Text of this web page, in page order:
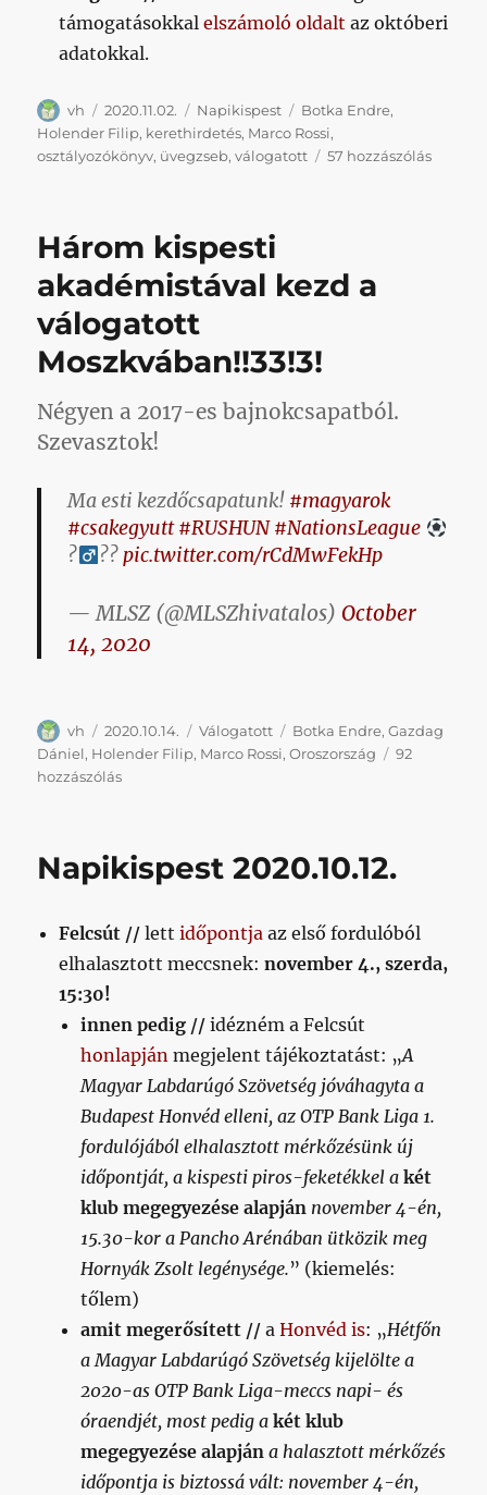
támogatásokkalelszámoló oldalt az októberi
adatokkal.
Szerző
vh Közzétéve
2020.11.02. Kategória
Napikispest Címke
Botka Endre,
Holender Filip, kerethirdetés, Marco Rossi,
osztályozókönyv, üvegzseb,válogatott 57 hozzászólás
Három kispesti
akadémistával kezd a
válogatott
Moszkvában!!33!3!
Négyen a 2017-es bajnokcsapatból.
Szevasztok!
Ma esti kezdőcsapatunk! #magyarok
#csakegyutt #RUSHUN #NationsLeague
?‍
??pic.twitter.com/rCdMwFekHp
— MLSZ (@MLSZhivatalos) October
14, 2020
Szerző
vh Közzétéve
2020.10.14. Kategória
Válogatott Címke
Botka Endre,Gazdag
Dániel, Holender Filip, Marco Rossi,Oroszország
92
hozzászólásHárom
a
válogatott
című
bejegyzéshez
Napikispest 2020.10.12.
Felcsút //lettidőpontja az első fordulóból
elhalasztott meccsnek: november 4., szerda,
15:30!
innen pedig // idézném a Felcsút
honlapján megjelent tájékoztatást: „A
Magyar Labdarúgó Szövetség jóváhagyta a
Budapest Honvéd elleni, az OTP Bank Liga 1.
fordulójából elhalasztott mérkőzésünk új
időpontját, a kispesti piros-feketékkel akét
klub megegyezése alapján november 4-én,
15.30-kor a Pancho Arénában ütközik meg
Hornyák Zsolt legénysége.” (kiemelés:
tőlem)
amit megerősített // aHonvéd is: „Hétfőn
a Magyar Labdarúgó Szövetség kijelölte a
2020-as OTP Bank Liga-meccs napi- és
óraendjét, most pedig akét klub
megegyezése alapján a halasztott mérkőzés
időpontja is biztossá vált: november 4-én,